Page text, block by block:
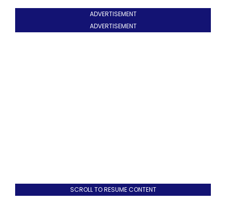
ADVERTISEMENT
ADVERTISEMENT
SCROLL TO RESUME CONTENT